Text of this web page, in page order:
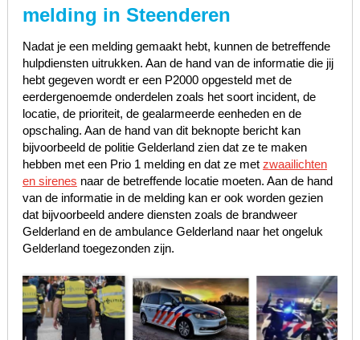
melding in Steenderen
Nadat je een melding gemaakt hebt, kunnen de betreffende
hulpdiensten uitrukken. Aan de hand van de informatie die jij
hebt gegeven wordt er een P2000 opgesteld met de
eerdergenoemde onderdelen zoals het soort incident, de
locatie, de prioriteit, de gealarmeerde eenheden en de
opschaling. Aan de hand van dit beknopte bericht kan
bijvoorbeeld de politie Gelderland zien dat ze te maken
hebben met een Prio 1 melding en dat ze met zwaailichten
en sirenes naar de betreffende locatie moeten. Aan de hand
van de informatie in de melding kan er ook worden gezien
dat bijvoorbeeld andere diensten zoals de brandweer
Gelderland en de ambulance Gelderland naar het ongeluk
Gelderland toegezonden zijn.